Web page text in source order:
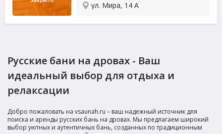
ул. Мира, 14 А
Русские бани на дровах - Ваш
идеальный выбор для отдыха и
релаксации
Добро пожаловать на vsaunah.ru – ваш надежный источник для
поиска и аренды русских бань на дровах. Мы предлагаем широкий
выбор уютных и аутентичных бань, созданных по традиционным